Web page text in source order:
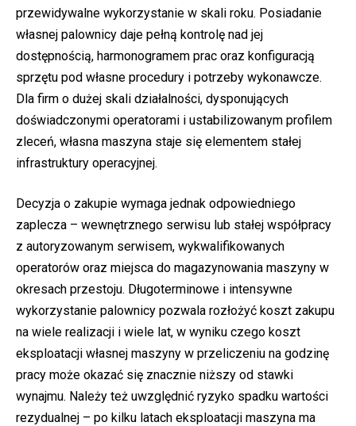
przewidywalne wykorzystanie w skali roku. Posiadanie
własnej palownicy daje pełną kontrolę nad jej
dostępnością, harmonogramem prac oraz konfiguracją
sprzętu pod własne procedury i potrzeby wykonawcze.
Dla firm o dużej skali działalności, dysponujących
doświadczonymi operatorami i ustabilizowanym profilem
zleceń, własna maszyna staje się elementem stałej
infrastruktury operacyjnej.
Decyzja o zakupie wymaga jednak odpowiedniego
zaplecza – wewnętrznego serwisu lub stałej współpracy
z autoryzowanym serwisem, wykwalifikowanych
operatorów oraz miejsca do magazynowania maszyny w
okresach przestoju. Długoterminowe i intensywne
wykorzystanie palownicy pozwala rozłożyć koszt zakupu
na wiele realizacji i wiele lat, w wyniku czego koszt
eksploatacji własnej maszyny w przeliczeniu na godzinę
pracy może okazać się znacznie niższy od stawki
wynajmu. Należy też uwzględnić ryzyko spadku wartości
rezydualnej – po kilku latach eksploatacji maszyna ma